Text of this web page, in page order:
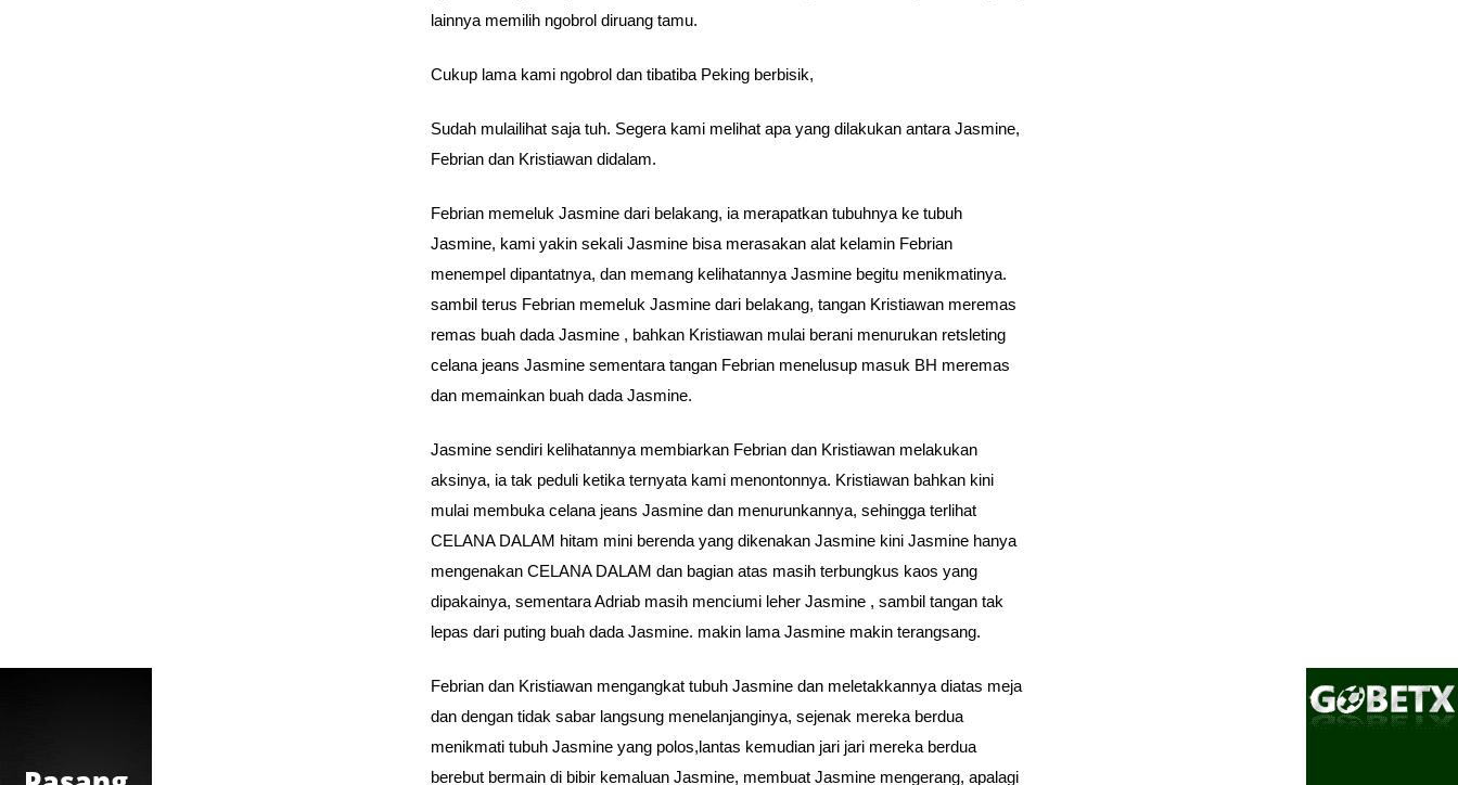
lainnya memilih ngobrol diruang tamu.
Cukup lama kami ngobrol dan tibatiba Peking berbisik,
Sudah mulailihat saja tuh. Segera kami melihat apa yang dilakukan antara Jasmine,
Febrian dan Kristiawan didalam.
Febrian memeluk Jasmine dari belakang, ia merapatkan tubuhnya ke tubuh
Jasmine, kami yakin sekali Jasmine bisa merasakan alat kelamin Febrian
menempel dipantatnya, dan memang kelihatannya Jasmine begitu menikmatinya.
sambil terus Febrian memeluk Jasmine dari belakang, tangan Kristiawan meremas
remas buah dada Jasmine , bahkan Kristiawan mulai berani menurukan retsleting
celana jeans Jasmine sementara tangan Febrian menelusup masuk BH meremas
dan memainkan buah dada Jasmine.
Jasmine sendiri kelihatannya membiarkan Febrian dan Kristiawan melakukan
aksinya, ia tak peduli ketika ternyata kami menontonnya. Kristiawan bahkan kini
mulai membuka celana jeans Jasmine dan menurunkannya, sehingga terlihat
CELANA DALAM hitam mini berenda yang dikenakan Jasmine kini Jasmine hanya
mengenakan CELANA DALAM dan bagian atas masih terbungkus kaos yang
dipakainya, sementara Adriab masih menciumi leher Jasmine , sambil tangan tak
lepas dari puting buah dada Jasmine. makin lama Jasmine makin terangsang.
Febrian dan Kristiawan mengangkat tubuh Jasmine dan meletakkannya diatas meja
dan dengan tidak sabar langsung menelanjanginya, sejenak mereka berdua
menikmati tubuh Jasmine yang polos,lantas kemudian jari jari mereka berdua
berebut bermain di bibir kemaluan Jasmine, membuat Jasmine mengerang, apalagi